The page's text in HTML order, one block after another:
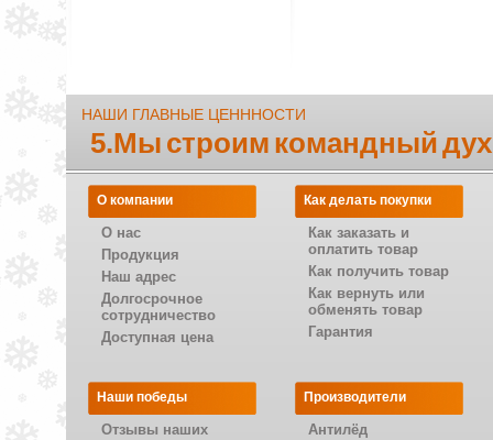
НАШИ ГЛАВНЫЕ ЦЕНННОСТИ
5.Мы строим командный
О компании
О нас
Продукция
Наш адрес
Долгосрочное
сотрудничество
Доступная цена
Как делать покупки
Как заказать и
оплатить товар
Как получить товар
Как вернуть или
обменять товар
Гарантия
Наши победы
Отзывы наших
Производители
Антилёд